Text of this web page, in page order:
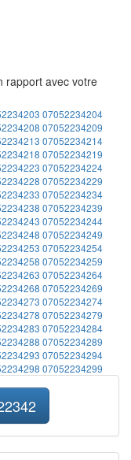
rapport avec votre
07052234204
07052234209
07052234214
07052234219
07052234224
07052234229
07052234234
07052234239
07052234244
07052234249
07052234254
07052234259
07052234264
07052234269
07052234274
07052234279
07052234284
07052234289
07052234294
07052234299